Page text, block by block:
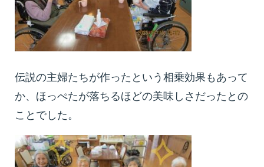
伝説の主婦たちが作ったという相乗効果もあって
か、ほっぺたが落ちるほどの美味しさだったとの
ことでした。